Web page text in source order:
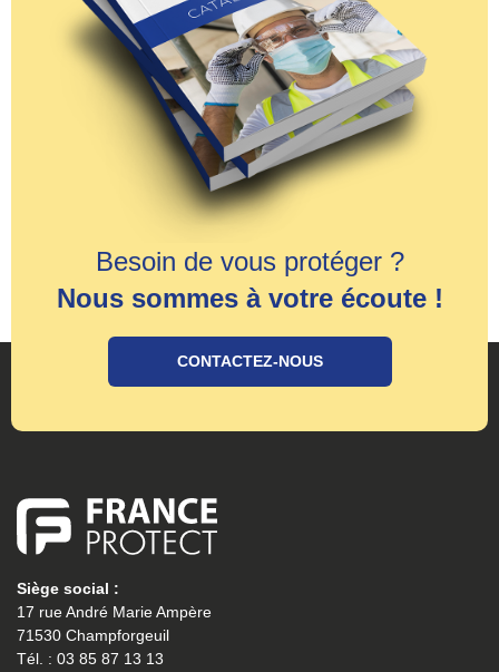
Besoin de vous protéger ?
Nous sommes à votre écoute !
CONTACTEZ-NOUS
Siège social :
17 rue André Marie Ampère
71530 Champforgeuil
Tél. : 03 85 87 13 13